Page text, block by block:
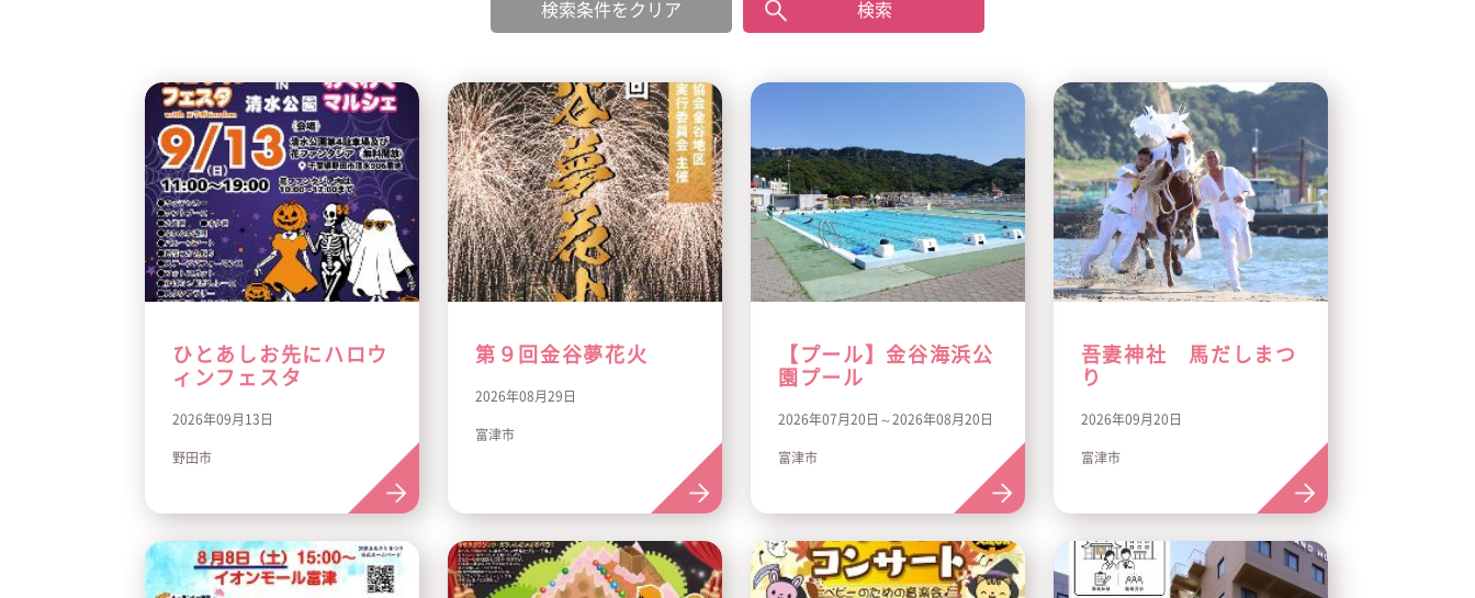
検索条件をクリア
ひとあしお先にハロウ
ィンフェスタ
2026年09月13日
野田市
第９回金谷夢花火
2026年08月29日
富津市
【プール】金谷海浜公
園プール
2026年07月20日～2026年08月20日
富津市
吾妻神社 馬だしまつ
り
2026年09月20日
富津市